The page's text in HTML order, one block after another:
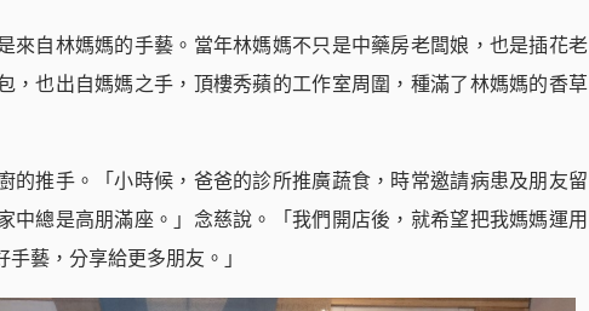
來自林媽媽的手藝。當年林媽媽不只是中藥房老闆娘，也是插花老
，也出自媽媽之手，頂樓秀蘋的工作室周圍，種滿了林媽媽的香草
的推手。「小時候，爸爸的診所推廣蔬食，時常邀請病患及朋友留
中總是高朋滿座。」念慈說。「我們開店後，就希望把我媽媽運用
藝，分享給更多朋友。」